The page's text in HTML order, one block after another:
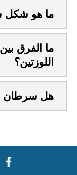
ما هو شكل
ما الفرق
اللوزتين؟
هل سرطان